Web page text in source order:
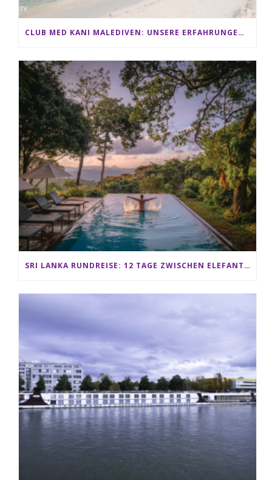
CLUB MED KANI MALEDIVEN: UNSERE ERFAHRUNGEN IM ALL-INCLUSIVE PARADIES
SRI LANKA RUNDREISE: 12 TAGE ZWISCHEN ELEFANTEN, TEEPLANTAGEN & STRAND ALS FAMILIE